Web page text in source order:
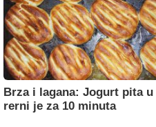
Brza i lagana: Jogurt pita u
rerni je za 10 minuta